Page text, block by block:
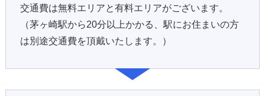
交通費は無料エリアと有料エリアがございます。
（茅ヶ崎駅から20分以上かかる、駅にお住まいの方
は別途交通費を頂戴いたします。）